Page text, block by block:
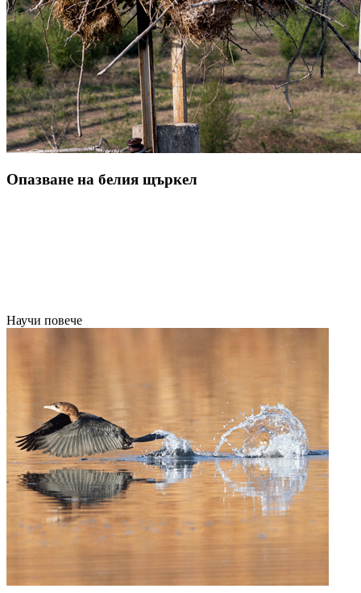
Опазване на белия щъркел
Научи повече